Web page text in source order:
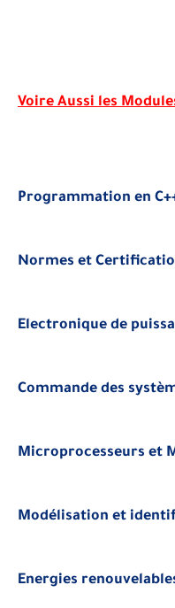
Voire Aussi les
Programmation en
Normes et
Electronique de
Commande des
Microprocesseurs et
Modélisation et
Energies